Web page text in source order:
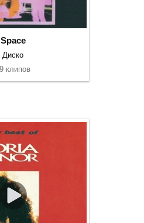
Space
Диско
клипов